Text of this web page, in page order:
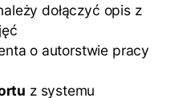
dołączyć opis z
o autorstwie pracy
z systemu